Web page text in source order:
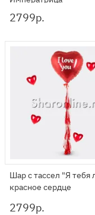
2799р.
Шар с тассел "Я
красное сердце
2799р.